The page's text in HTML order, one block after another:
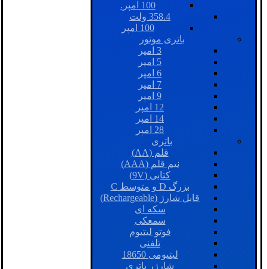
100 امپر.
358.4 ولت
100 امپر
باتری موتور
3 امپر
5 امپر
6 امپر
7 امپر
9 امپر
12 امپر
14 امپر
28 امپر
باتری
قلم (AA)
نیم قلم (AAA)
کتابی (9V)
بزرگ D و متوسط C
قابل شارژ (Rechargeable)
سکه ای
سمعکی
فوتو لیتیوم
تلفنی
لیتیومی 18650
شارژر باتری